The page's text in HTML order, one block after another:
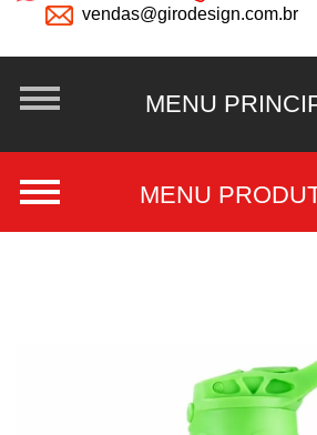
vendas@girodesign.com.br